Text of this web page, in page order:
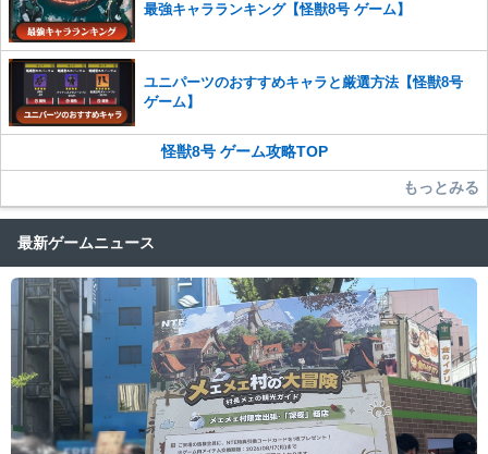
最強キャラランキング【怪獣8号 ゲーム】
ユニパーツのおすすめキャラと厳選方法【怪獣8号
ゲーム】
怪獣8号 ゲーム攻略TOP
もっとみる
最新ゲームニュース